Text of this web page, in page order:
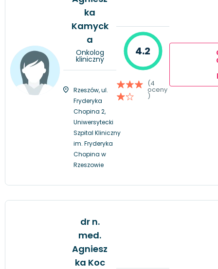
ka
Kamyck
a
Onkolog
kliniczny
Rzeszów, ul.
Fryderyka
Chopina 2,
Uniwersytecki
Szpital Kliniczny
im. Fryderyka
Chopina w
Rzeszowie
4.2
(4
oceny
)
dr n.
med.
Agniesz
ka Koc